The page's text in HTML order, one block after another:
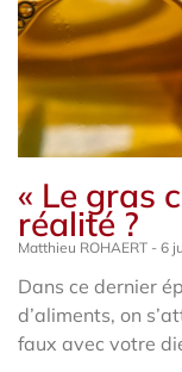
« Le gras
réalité ?
Matthieu ROHAERT 6
Dans ce dernier
d’aliments, on
faux avec votre